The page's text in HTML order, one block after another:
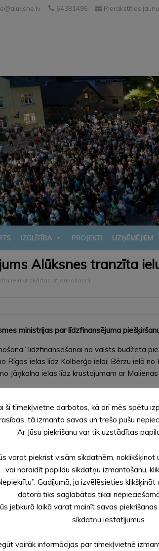
64381496 Pierakstīties
IZGLĪTĪBA PROJEKTI UZŅĒMĒJIEM
Alūksnes tranzīta
ielu virskārtas atjaunošanai
ministrijas par līdzfinansējuma
līdzfinansēšanai no valsts budžeta
ielas līdz Kolberģa ielai, Bērzu ielā
Jāņkalna ielas līdz krustojumam ar
kas savienojas ar valsts reģionālās
Veclaicene.
šī tīmekļvietne darbotos, kā arī mēs spētu
tā izmanto savas un trešo pušu
Ar Jūsu piekrišanu var tik uzstādītas
varat piekrist visām sīkdatnēm, noklikšķinot
vai noraidīt papildu sīkdatņu izmantošanu,
Gadījumā, ja izvēlēsieties klikšķināt
datorā tiks saglabātas tikai
jebkurā laikā varat mainīt savas
sīkdatņu iestatījumus.
vairāk informācijas par tīmekļvietnē